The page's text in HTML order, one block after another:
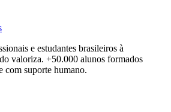
e estudantes brasileiros à
valoriza. +50.000 alunos formados
com suporte humano.